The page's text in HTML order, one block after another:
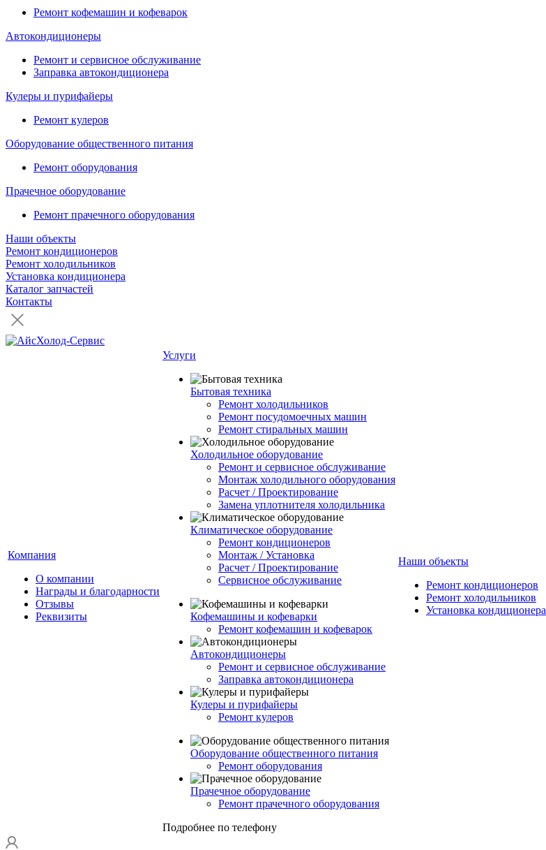
Ремонт кофемашин и кофеварок
Автокондиционеры
Ремонт и сервисное обслуживание
Заправка автокондиционера
Кулеры и пурифайеры
Ремонт кулеров
Оборудование общественного питания
Ремонт оборудования
Прачечное оборудование
Ремонт прачечного оборудования
Наши объекты
Ремонт кондиционеров
Ремонт холодильников
Установка кондиционера
Каталог запчастей
Контакты
Компания
О компании
Награды и благодарности
Отзывы
Реквизиты
Услуги
Бытовая техника
Ремонт холодильников
Ремонт посудомоечных машин
Ремонт стиральных машин
Холодильное оборудование
Ремонт и сервисное обслуживание
Монтаж холодильного оборудования
Расчет / Проектирование
Замена уплотнителя холодильника
Климатическое оборудование
Ремонт кондиционеров
Монтаж / Установка
Расчет / Проектирование
Сервисное обслуживание
Кофемашины и кофеварки
Ремонт кофемашин и кофеварок
Автокондиционеры
Ремонт и сервисное обслуживание
Заправка автокондиционера
Кулеры и пурифайеры
Ремонт кулеров
Оборудование общественного питания
Ремонт оборудования
Прачечное оборудование
Ремонт прачечного оборудования
Подробнее по телефону
Наши объекты
Ремонт кондиционеров
Ремонт холодильников
Установка кондиционера